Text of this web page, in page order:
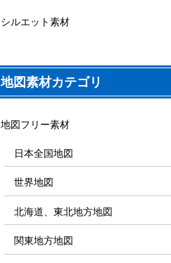
シルエット素材
地図素材カテゴリ
地図フリー素材
日本全国地図
世界地図
北海道、東北地方地図
関東地方地図